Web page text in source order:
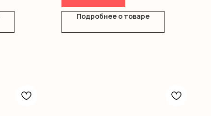
Подробнее о товаре